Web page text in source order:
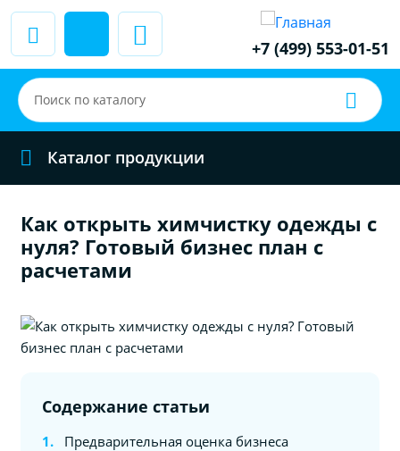
+7 (499) 553-01-51
Каталог продукции
Как открыть химчистку одежды с
нуля? Готовый бизнес план с
расчетами
Содержание статьи
Предварительная оценка бизнеса